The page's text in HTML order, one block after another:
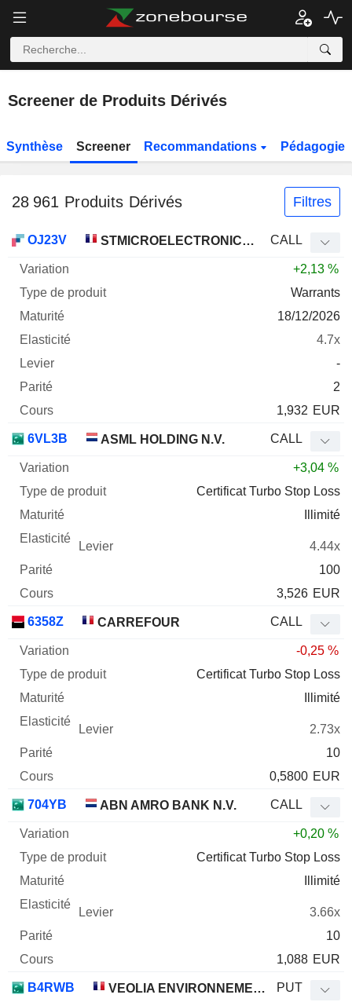
Screener de Produits Dérivés
Synthèse Screener Recommandations Pédagogie
28 961 Produits Dérivés Filtres
Mnemo jacent
Type
Elasticité
OJ23V STMICROELECTRONICS N.V. CALL
+2,13 %
Warrants
18/12/2026
4.7x
-
2
1,932 EUR
6VL3B ASML HOLDING N.V. CALL
+3,04 %
Certificat Turbo Stop Loss
Illimité
4.44x
100
3,526 EUR
6358Z CARREFOUR CALL
-0,25 %
Certificat Turbo Stop Loss
Illimité
2.73x
10
0,5800 EUR
704YB ABN AMRO BANK N.V. CALL
+0,20 %
Certificat Turbo Stop Loss
Illimité
3.66x
10
1,088 EUR
B4RWB VEOLIA ENVIRONNEMENT PUT